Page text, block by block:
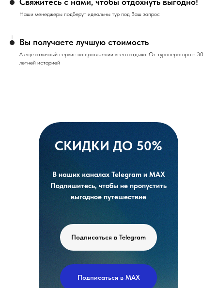
Наши менеджеры подберут идеальны тур под Ваш запрос
Вы получаете лучшую стоимость
А еще отличный сервис на протяжении всего отдыха. От туроператора с 30
летней историей
СКИДКИ ДО 50%
В наших каналах Telegram и MAX
Подпишитесь, чтобы не пропустить
выгодное путешествие
Подписаться в Telegram
Подписаться в MAX